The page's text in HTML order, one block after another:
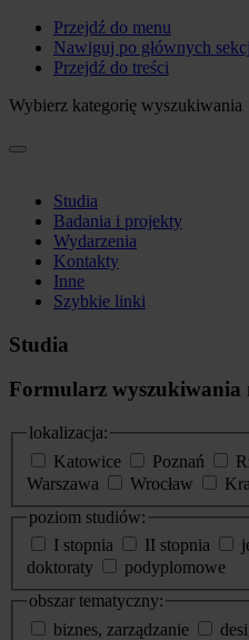
Przejdź do menu
Nawiguj po głównych
Przejdź do treści
Wybierz kategorię wyszukiwania
Studia
Badania i projekty
Wydarzenia
Kontakty
Inne
Szybkie linki
Studia
Formularz wyszukiwania
lokalizacja:
Katowice
Poznań
Warszawa
Wrocław
poziom studiów:
I stopnia
II stopnia
doktoraty
podyplomowe
obszar tematyczny:
biznes, zarządzanie